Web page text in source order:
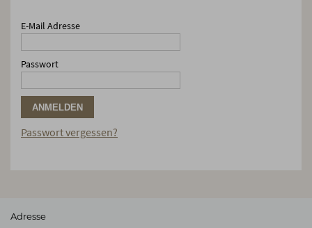
E-Mail Adresse
Passwort
ANMELDEN
Passwort vergessen?
Adresse